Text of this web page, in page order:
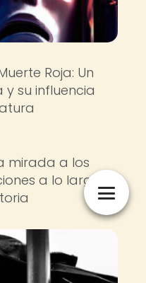
Roja: Un
su influencia
mirada a los
a lo largo